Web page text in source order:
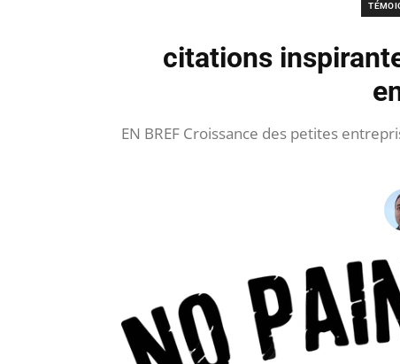
citations
EN BREF Croissance des petites